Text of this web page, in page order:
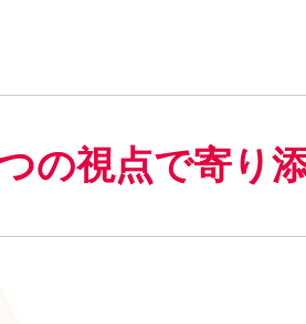
の視点で寄り